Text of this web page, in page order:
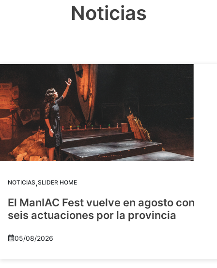
Noticias
NOTICIAS,SLIDER HOME
El ManIAC Fest vuelve en agosto con
seis actuaciones por la provincia
05/08/2026